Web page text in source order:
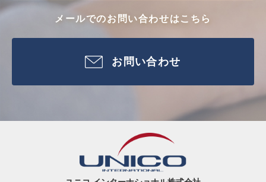
メールでのお問い合わせはこちら
お問い合わせ